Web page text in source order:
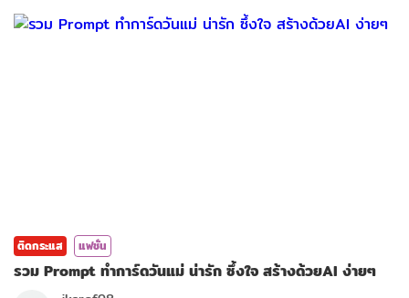
ติดกระแส แฟชั่น
รวม Prompt ทำการ์ดวันแม่ น่ารัก ซึ้งใจ สร้างด้วยAI ง่ายๆ